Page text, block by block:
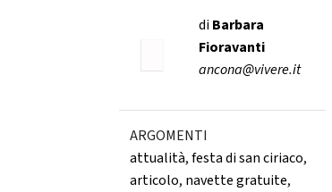
diBarbara
Fioravanti
ancona@vivere.it
ARGOMENTI
attualità,festa di san ciriaco,
articolo, navette gratuite,